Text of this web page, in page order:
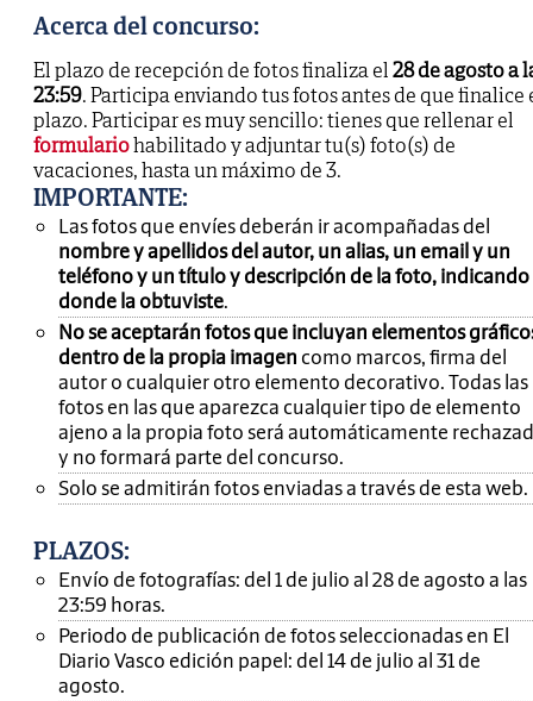
Acerca del concurso:
El plazo de recepción de fotos finaliza el28 de agosto a
23:59. Participa enviando tus fotos antes de que finalice
plazo. Participar es muy sencillo: tienes que rellenar el
formulariohabilitado y adjuntar tu(s) foto(s) de
vacaciones, hasta un máximo de 3.
IMPORTANTE:
Las fotos que envíes deberán ir acompañadas del
nombre y apellidos del autor, un alias, un email y un
teléfono y un título y descripción de la foto, indicando
donde la obtuviste.
No se aceptarán fotos que incluyan elementos
dentro de la propia imagen como marcos, firma del
autor o cualquier otro elemento decorativo. Todas las
fotos en las que aparezca cualquier tipo de elemento
ajeno a la propia foto será automáticamente
y no formará parte del concurso.
Solo se admitirán fotos enviadas a través de esta web.
PLAZOS:
Envío de fotografías: del 1 de julio al 28 de agosto a las
23:59 horas.
Periodo de publicación de fotos seleccionadas en El
Diario Vasco edición papel: del 14 de julio al 31 de
agosto.